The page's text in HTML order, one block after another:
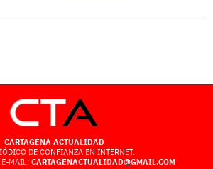
CARTAGENA ACTUALIDAD
DE CONFIANZA EN INTERNET.
MAIL: CARTAGENACTUALIDAD@GMAIL.COM